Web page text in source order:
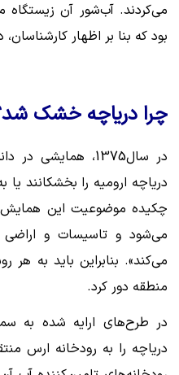
می‌کردند. آب‌شور آن زیستگاه
بود که بنا بر اظهار
چرا دریاچه خشک
در سال1375،
دریاچه ارومیه را بخشکانند
چکیده موضوعیت این همایش
می‌شود و تاسیسات و اراضی
می‌کند». بنابراین باید به هر
منطقه دور کرد.
در طرح‌های ارایه شده به
دریاچه را به رودخانه ارس